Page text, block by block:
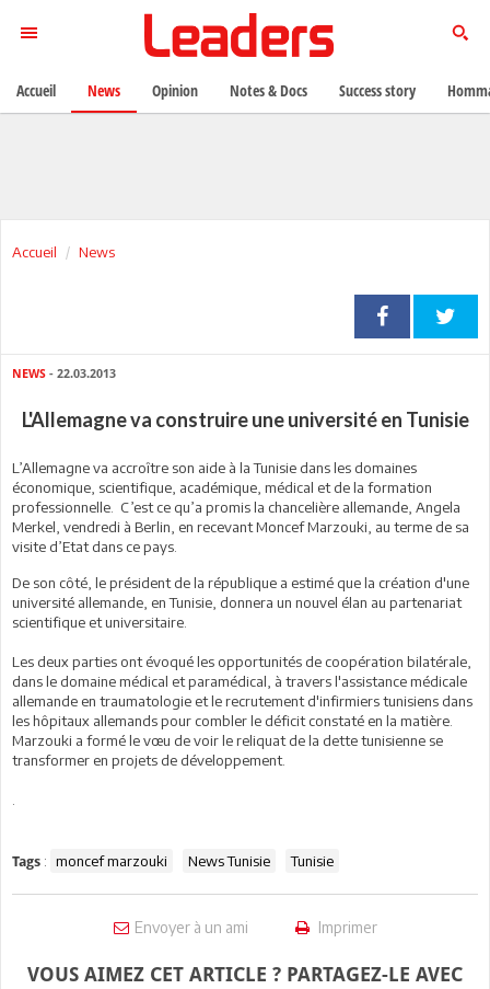
Accueil News
NEWS - 22.03.2013
L'Allemagne va construire une université en Tunisie
L’Allemagne va accroître son aide à la Tunisie dans les domaines
économique, scientifique, académique, médical et de la formation
professionnelle. C’est ce qu’a promis la chancelière allemande, Angela
Merkel, vendredi à Berlin, en recevant Moncef Marzouki, au terme de sa
visite d’Etat dans ce pays.
De son côté, le président de la république a estimé que la création d'une
université allemande, en Tunisie, donnera un nouvel élan au partenariat
scientifique et universitaire.
Les deux parties ont évoqué les opportunités de coopération bilatérale,
dans le domaine médical et paramédical, à travers l'assistance médicale
allemande en traumatologie et le recrutement d'infirmiers tunisiens dans
les hôpitaux allemands pour combler le déficit constaté en la matière.
Marzouki a formé le vœu de voir le reliquat de la dette tunisienne se
transformer en projets de développement.
Tags : moncef marzouki News Tunisie Tunisie
Envoyer à un ami Imprimer
VOUS AIMEZ CET ARTICLE ? PARTAGEZ-LE AVEC
Accueil News Opinion Notes & Docs Success story